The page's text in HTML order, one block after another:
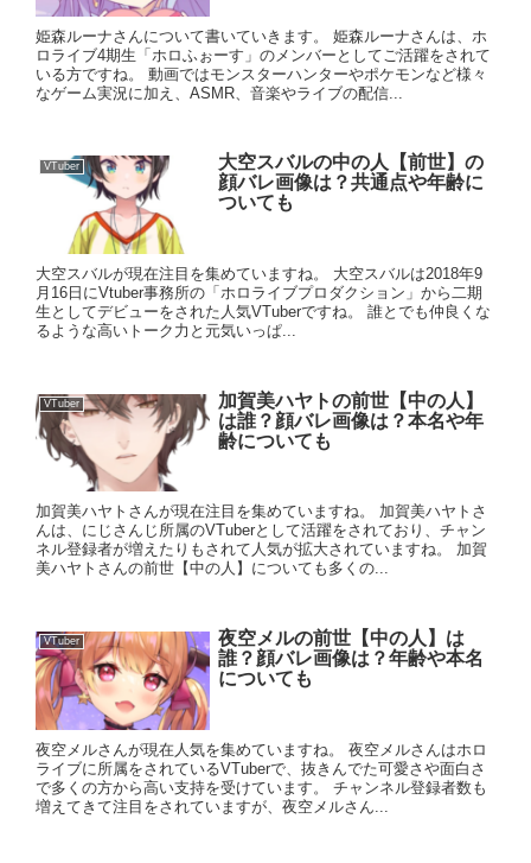
姫森ルーナさんについて書いていきます。 姫森ルーナさんは、ホ
ロライブ4期生「ホロふぉーす」のメンバーとしてご活躍をされて
いる方ですね。 動画ではモンスターハンターやポケモンなど様々
なゲーム実況に加え、ASMR、音楽やライブの配信...
VTuber
大空スバルの中の人【前世】の
顔バレ画像は？共通点や年齢に
ついても
大空スバルが現在注目を集めていますね。 大空スバルは2018年9
月16日にVtuber事務所の「ホロライブプロダクション」から二期
生としてデビューをされた人気VTuberですね。 誰とでも仲良くな
るような高いトーク力と元気いっぱ...
VTuber
加賀美ハヤトの前世【中の人】
は誰？顔バレ画像は？本名や年
齢についても
加賀美ハヤトさんが現在注目を集めていますね。 加賀美ハヤトさ
んは、にじさんじ所属のVTuberとして活躍をされており、チャン
ネル登録者が増えたりもされて人気が拡大されていますね。 加賀
美ハヤトさんの前世【中の人】についても多くの...
VTuber
夜空メルの前世【中の人】は
誰？顔バレ画像は？年齢や本名
についても
夜空メルさんが現在人気を集めていますね。 夜空メルさんはホロ
ライブに所属をされているVTuberで、抜きんでた可愛さや面白さ
で多くの方から高い支持を受けています。 チャンネル登録者数も
増えてきて注目をされていますが、夜空メルさん...